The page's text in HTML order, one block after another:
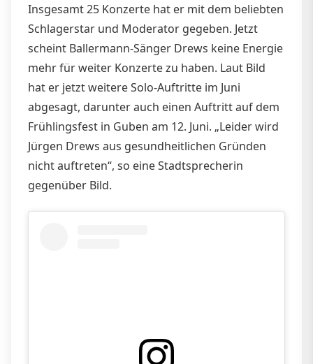
Insgesamt 25 Konzerte hat er mit dem beliebten
Schlagerstar und Moderator gegeben. Jetzt
scheint Ballermann-Sänger Drews keine Energie
mehr für weiter Konzerte zu haben. Laut Bild
hat er jetzt weitere Solo-Auftritte im Juni
abgesagt, darunter auch einen Auftritt auf dem
Frühlingsfest in Guben am 12. Juni. „Leider wird
Jürgen Drews aus gesundheitlichen Gründen
nicht auftreten“, so eine Stadtsprecherin
gegenüber Bild.